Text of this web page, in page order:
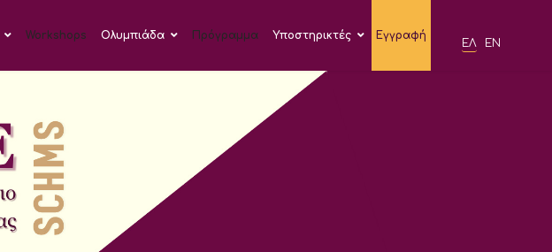
Workshops Ολυμπιάδα Πρόγραμμα Υποστηρικτές Εγγραφή
ΕΛ EN